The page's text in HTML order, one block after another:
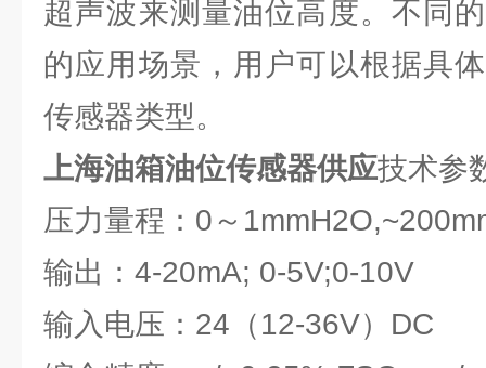
超声波来测量油位高度。不同
的应用场景，用户可以根据具
传感器类型。
上海油箱油位传感器供应技术参
压力量程：0～
输出：4-20mA; 0-5V;0-10V
输入电压：24（12-36V）DC